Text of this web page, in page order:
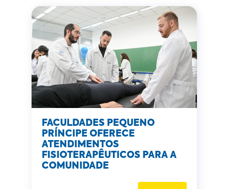
FACULDADES PEQUENO
PRÍNCIPE OFERECE
ATENDIMENTOS
FISIOTERAPÊUTICOS PARA A
COMUNIDADE